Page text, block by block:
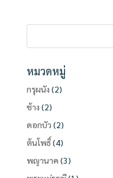
หมวดหมู่
กรุผนัง (2)
ช้าง (2)
ดอกบัว (2)
ต้นโพธิ์(4)
พญานาค (3)